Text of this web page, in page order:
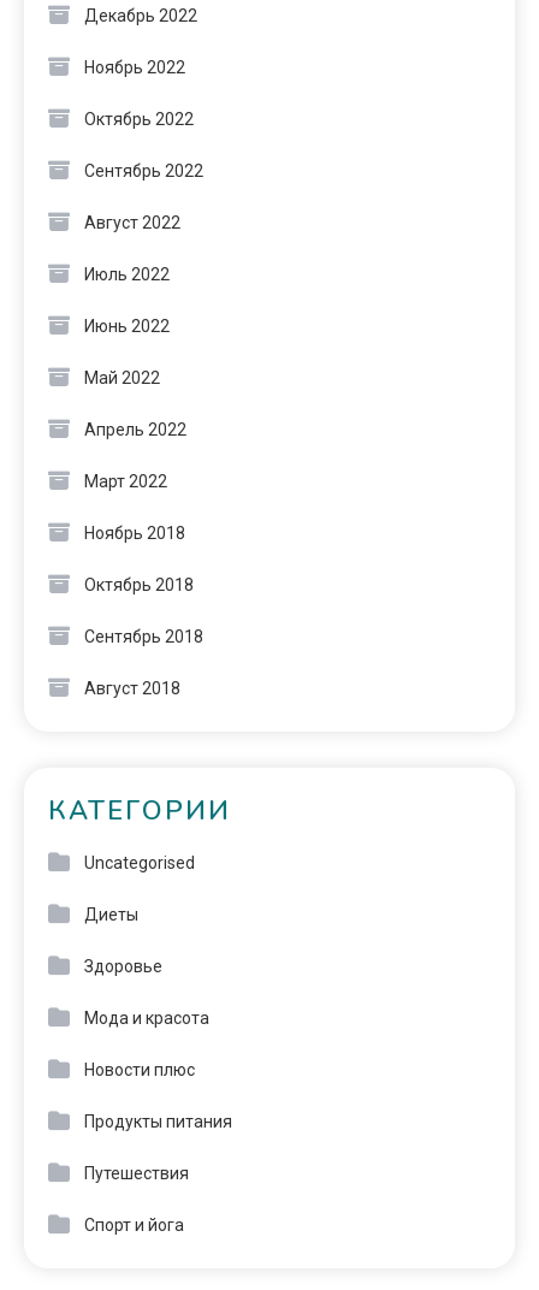
Декабрь 2022
Ноябрь 2022
Октябрь 2022
Сентябрь 2022
Август 2022
Июль 2022
Июнь 2022
Май 2022
Апрель 2022
Март 2022
Ноябрь 2018
Октябрь 2018
Сентябрь 2018
Август 2018
КАТЕГОРИИ
Uncategorised
Диеты
Здоровье
Мода и красота
Новости плюс
Продукты питания
Путешествия
Спорт и йога